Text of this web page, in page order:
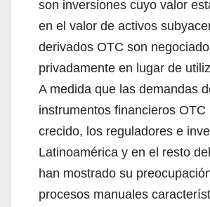
son inversiones cuyo valor
en el valor de activos
derivados OTC son
privadamente en lugar de
A medida que las demandas
instrumentos financieros OTC
crecido, los reguladores e
Latinoamérica y en el resto
han mostrado su
procesos manuales